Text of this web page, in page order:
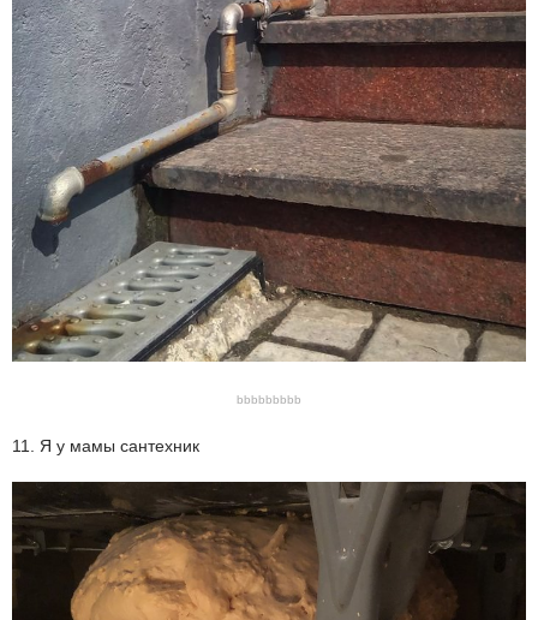
bbbbbbbbb
11. Я у мамы сантехник